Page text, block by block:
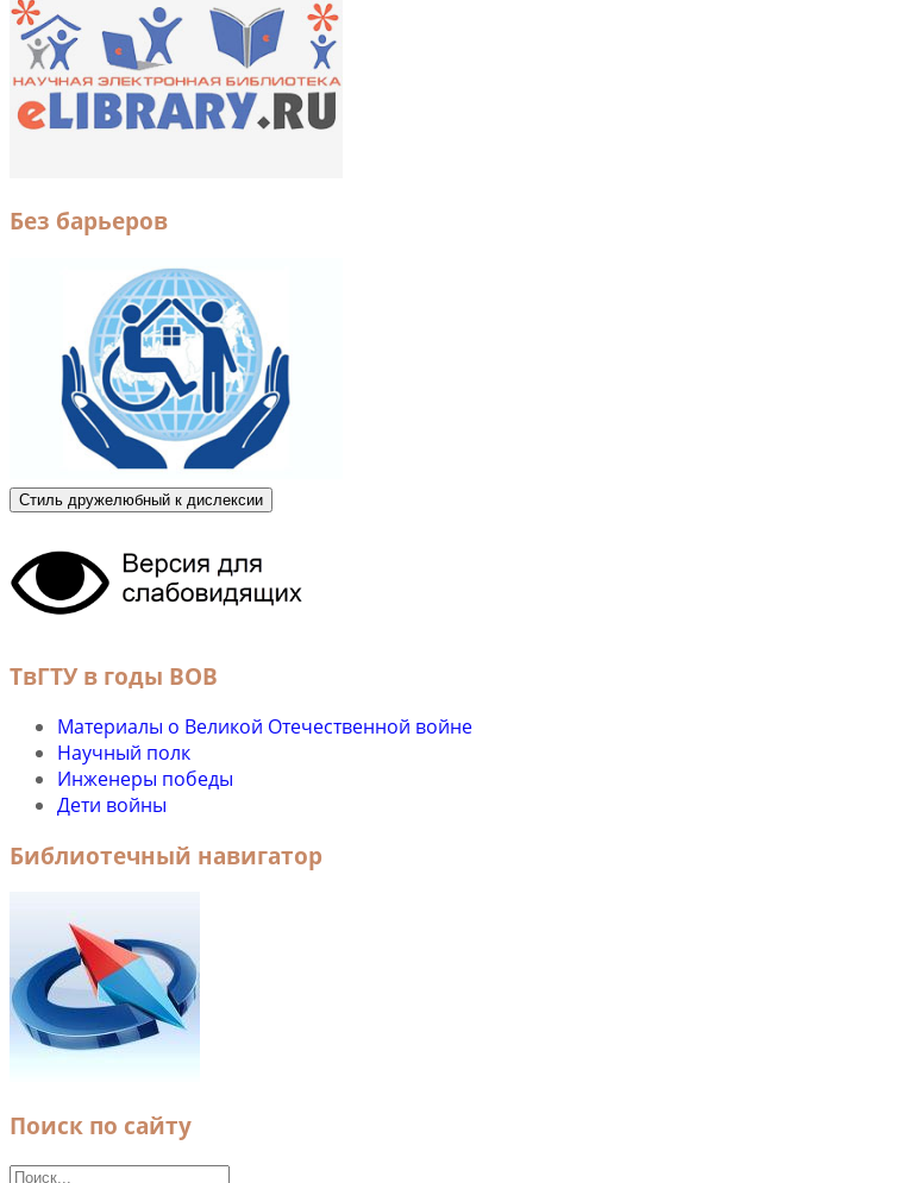
Без барьеров
Стиль дружелюбный к дислексии
ТвГТУ в годы ВОВ
Материалы о Великой Отечественной войне
Научный полк
Инженеры победы
Дети войны
Библиотечный навигатор
Поиск по сайту